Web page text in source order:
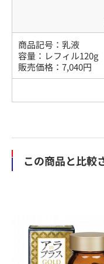
商品記号： 乳液
容量 ： レフィル120g
販売価格： 7,040円
この商品と比較